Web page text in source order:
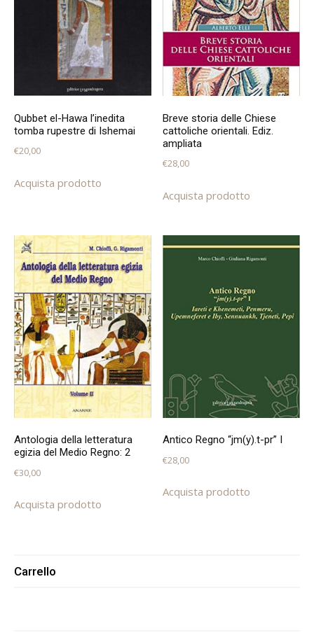
Qubbet el-Hawa l’inedita
tomba rupestre di Ishemai
€20,00
Acquista prodotto
Breve storia delle Chiese
cattoliche orientali. Ediz.
ampliata
€28,00
Acquista prodotto
Antologia della letteratura
egizia del Medio Regno: 2
€30,00
Acquista prodotto
Antico Regno “jm(y).t-pr” I
€28,00
Acquista prodotto
Carrello